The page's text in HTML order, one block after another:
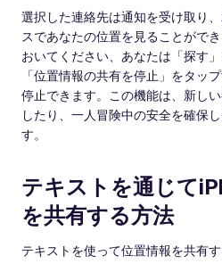
選択した連絡先は通知を受け取り
スであなたの位置を見ることがで
おいてください、あなたは「探す
「位置情報の共有を停止」をタッ
停止できます。この機能は、新し
したり、一人冒険中の安全を確保
す。
テキストを通じて
を共有する方法
テキストを使って位置情報を共有